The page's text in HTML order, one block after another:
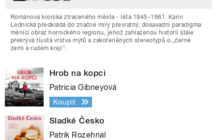
Románová kronika ztraceného města - léta 1945–1961. Karin
Lednická předkládá do značné míry převratný, dosavadní paradigma
měnící obraz hornického regionu, jehož zahlazenou historii stále
překrývá tlustá vrstva mýtů a zakořeněných stereotypů o „černé
zemi a rudém kraji“.
Hrob na kopci
Patricia Gibneyová
Koupit
Sladké Česko
Patrik Rozehnal